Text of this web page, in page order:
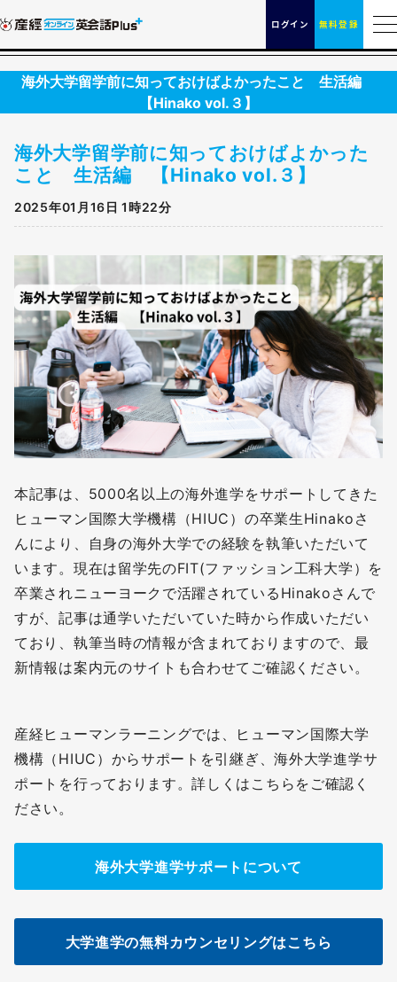
ログイン 無料登録
海外大学留学前に知っておけばよかったこと 生活編
【Hinako vol.３】
海外大学留学前に知っておけばよかった
こと 生活編 【Hinako vol.３】
2025年01月16日 1時22分
本記事は、5000名以上の海外進学をサポートしてきた
ヒューマン国際大学機構（HIUC）の卒業生Hinakoさ
んにより、自身の海外大学での経験を執筆いただいて
います。現在は留学先のFIT(ファッション工科大学）を
卒業されニューヨークで活躍されているHinakoさんで
すが、記事は通学いただいていた時から作成いただい
ており、執筆当時の情報が含まれておりますので、最
新情報は案内元のサイトも合わせてご確認ください。
産経ヒューマンラーニングでは、ヒューマン国際大学
機構（HIUC）からサポートを引継ぎ、海外大学進学サ
ポートを行っております。詳しくはこちらをご確認く
ださい。
海外大学進学サポートについて
大学進学の無料カウンセリングはこちら